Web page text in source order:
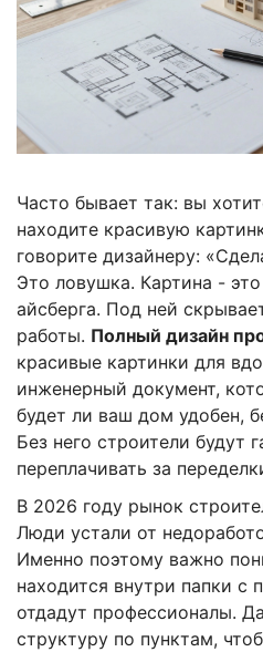
Часто бывает так: вы
находите красивую
говорите дизайнеру:
Это ловушка. Картина -
айсберга. Под ней
работы. Полный дизайн
красивые картинки для
инженерный документ,
будет ли ваш дом удобен,
Без него строители будут
переплачивать за
В 2026 году рынок
Люди устали от
Именно поэтому важно
находится внутри папки с
отдадут профессионалы.
структуру по пунктам,